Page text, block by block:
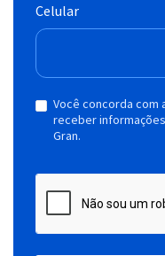
Celular
Você concorda com
receber
Gran.